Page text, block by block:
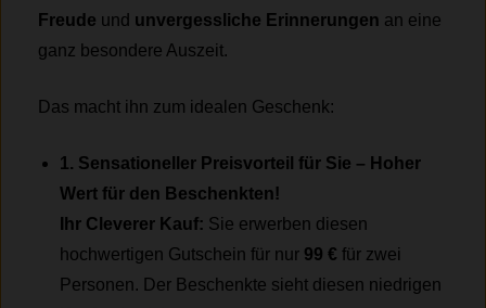
Freude und unvergessliche Erinnerungen an eine
ganz besondere Auszeit.
Das macht ihn zum idealen Geschenk:
1. Sensationeller Preisvorteil für Sie – Hoher
Wert für den Beschenkten!
Ihr Cleverer Kauf: Sie erwerben diesen
hochwertigen Gutschein für nur 99 € für zwei
Personen. Der Beschenkte sieht diesen niedrigen